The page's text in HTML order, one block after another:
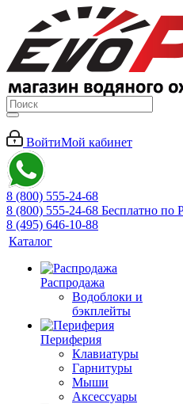
ВойтиМой кабинет
8 (800) 555-24-68
8 (800) 555-24-68 Бесплатно по
8 (495) 646-10-88
Каталог
Распродажа
Водоблоки и
бэкплейты
Периферия
Клавиатуры
Гарнитуры
Мыши
Аксессуары